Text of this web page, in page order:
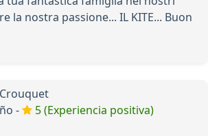
la nostra passione... IL KITE... Buon
-
5 (Experiencia positiva)